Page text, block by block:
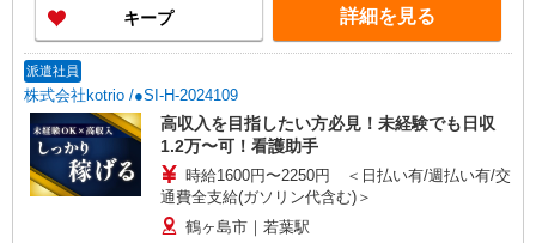
キープ 詳細を見る
派遣社員
株式会社kotrio /●SI-H-2024109
高収入を目指したい方必見！未経験でも日収
1.2万〜可！看護助手
時給1600円〜2250円 ＜日払い有/週払い有/交
通費全支給(ガソリン代含む)＞
鶴ヶ島市｜若葉駅